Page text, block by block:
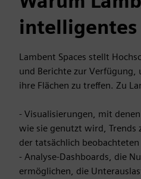
intelligentes
Lambent Spaces stellt
und Berichte zur Verfügung,
ihre Flächen zu treffen. Zu
- Visualisierungen, mit
wie sie genutzt wird, Trends
der tatsächlich
- Analyse-Dashboards, die
ermöglichen, die